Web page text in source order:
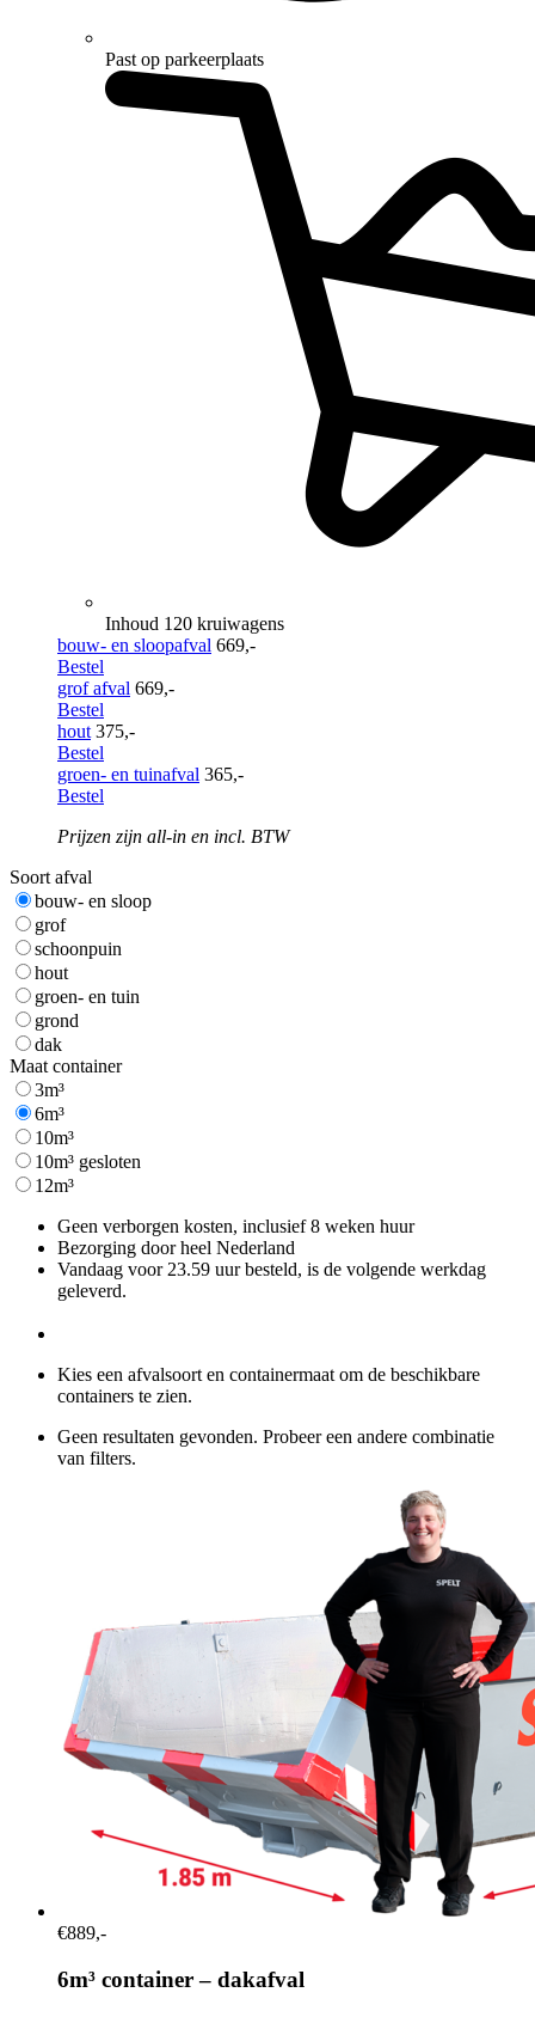
Past op parkeerplaats
Inhoud 120 kruiwagens
bouw- en sloopafval 669,-
Bestel
grof afval 669,-
Bestel
hout 375,-
Bestel
groen- en tuinafval 365,-
Bestel
Prijzen zijn all-in en incl. BTW
Soort afval
bouw- en sloop
grof
schoonpuin
hout
groen- en tuin
grond
dak
Maat container
3m³
6m³
10m³
10m³ gesloten
12m³
Geen verborgen kosten, inclusief 8 weken huur
Bezorging door heel Nederland
Vandaag voor 23.59 uur besteld, is de volgende werkdag
geleverd.
Kies een afvalsoort en containermaat om de beschikbare
containers te zien.
Geen resultaten gevonden. Probeer een andere combinatie
van filters.
€889,-
6m³ container – dakafval